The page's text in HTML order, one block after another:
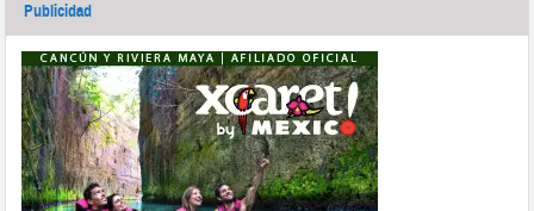
Publicidad